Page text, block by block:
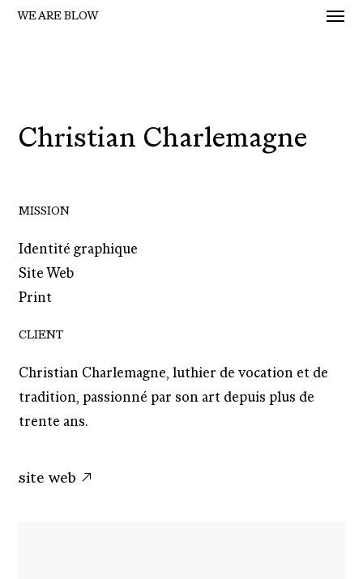
SkipWE ARE BLOW
Menu
Christian Charlemagne
MISSION
Identité graphique
Site Web
Print
CLIENT
Christian Charlemagne, luthier de vocation et de
tradition, passionné par son art depuis plus de
trente ans.
site web